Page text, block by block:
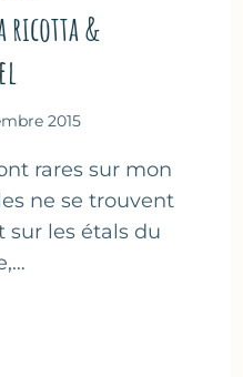
ricotta &
2015
rares sur mon
ne se trouvent
sur les étals du